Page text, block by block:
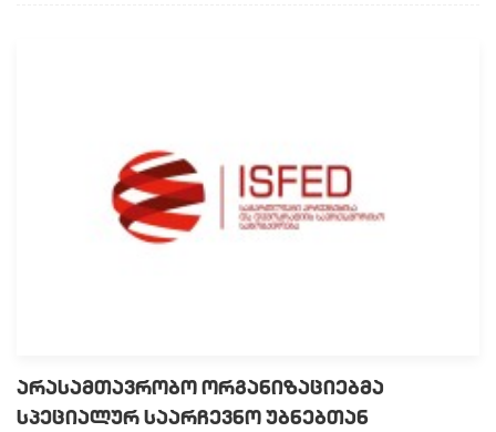
არასამთავრობო ორგანიზაციებმა
სპეციალურ საარჩევნო უბნებთან